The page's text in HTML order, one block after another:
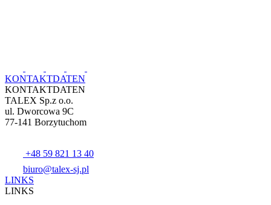
KONTAKTDATEN
KONTAKTDATEN
TALEX Sp.z o.o.
ul. Dworcowa 9C
77-141 Borzytuchom
+48 59 821 13 40
biuro@talex-sj.pl
LINKS
LINKS